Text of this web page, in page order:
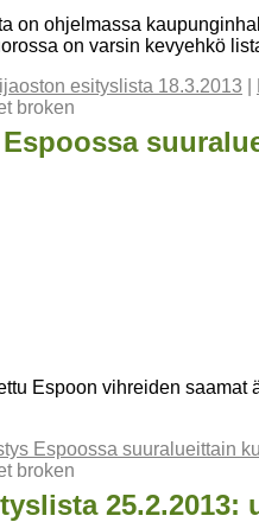
on ohjelmassa
on varsin kevyehkö
esityslista 18.3.2013
broken
Espoon vihreiden
Espoossa suuralueittain
broken